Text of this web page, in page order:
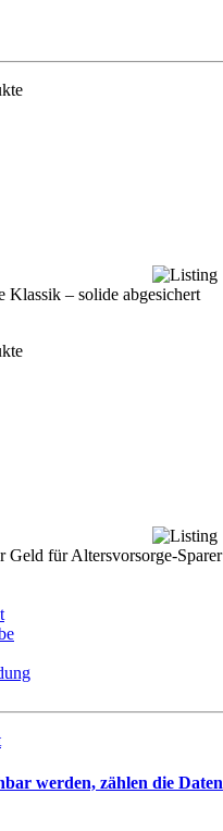
Klassik – solide abgesichert
Geld für Altersvorsorge-Sparer
werden, zählen die Daten